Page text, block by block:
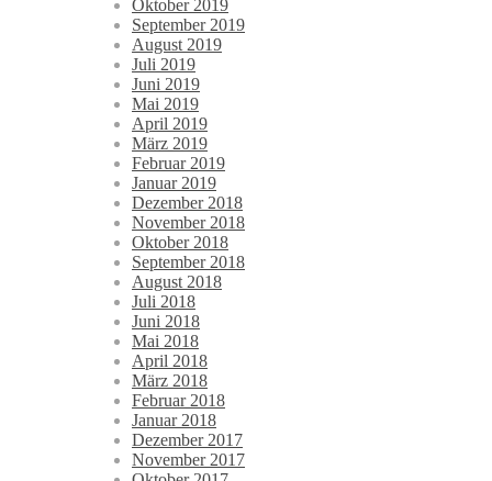
Oktober 2019
September 2019
August 2019
Juli 2019
Juni 2019
Mai 2019
April 2019
März 2019
Februar 2019
Januar 2019
Dezember 2018
November 2018
Oktober 2018
September 2018
August 2018
Juli 2018
Juni 2018
Mai 2018
April 2018
März 2018
Februar 2018
Januar 2018
Dezember 2017
November 2017